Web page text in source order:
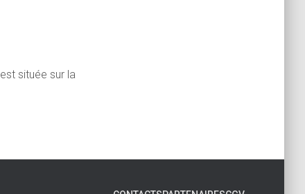
située sur la